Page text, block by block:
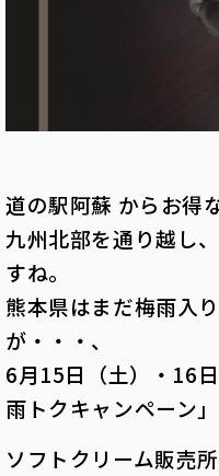
道の駅阿蘇 からお得
九州北部を通り越し
すね。
熊本県はまだ梅雨入
が・・・、
6月15日（土）・16
雨トクキャンペーン
ソフトクリーム販売所